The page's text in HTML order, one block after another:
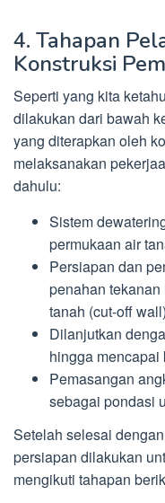
4. Tahapan
Konstruksi
Seperti yang kita
dilakukan dari bawah
yang diterapkan oleh
melaksanakan
dahulu:
Sistem
permukaan air
Persiapan dan
penahan
tanah (cut-off
Dilanjutkan
hingga mencapai
Pemasangan
sebagai pondasi
Setelah selesai
persiapan dilakukan
mengikuti tahapan